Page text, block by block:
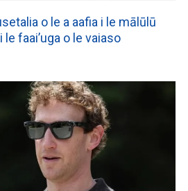
o le a aafia i le mālūlū
le faai’uga o le vaiaso